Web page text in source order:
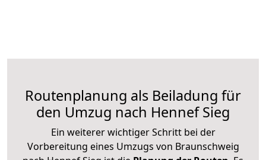
Routenplanung als Beiladung für
den Umzug nach Hennef Sieg
Ein weiterer wichtiger Schritt bei der
Vorbereitung eines Umzugs von Braunschweig